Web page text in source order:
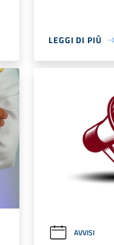
LEGGI DI PIÙ
AVVISI